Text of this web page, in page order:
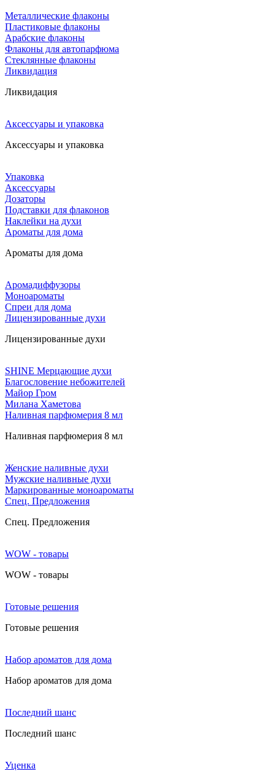
Металлические флаконы
Пластиковые флаконы
Арабские флаконы
Флаконы для автопарфюма
Стеклянные флаконы
Ликвидация
Ликвидация
Аксессуары и упаковка
Аксессуары и упаковка
Упаковка
Аксессуары
Дозаторы
Подставки для флаконов
Наклейки на духи
Ароматы для дома
Ароматы для дома
Аромадиффузоры
Моноароматы
Спреи для дома
Лицензированные духи
Лицензированные духи
SHINE Мерцающие духи
Благословение небожителей
Майор Гром
Милана Хаметова
Наливная парфюмерия 8 мл
Наливная парфюмерия 8 мл
Женские наливные духи
Мужские наливные духи
Маркированные моноароматы
Cпец. Предложения
Cпец. Предложения
WOW - товары
WOW - товары
Готовые решения
Готовые решения
Набор ароматов для дома
Набор ароматов для дома
Последний шанс
Последний шанс
Уценка